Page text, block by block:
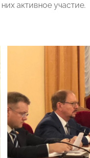
активное участие.